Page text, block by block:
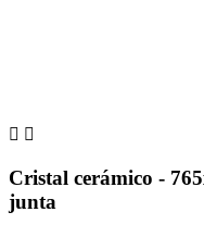
 
Cristal cerámico -
junta